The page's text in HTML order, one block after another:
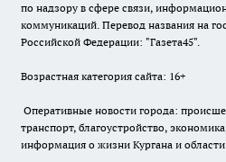
по надзору в сфере связи,
коммуникаций. Перевод названия на
Российской Федерации: "Газета45".
Возрастная категория сайта: 16+
Оперативные новости города:
транспорт, благоустройство,
информация о жизни Кургана и